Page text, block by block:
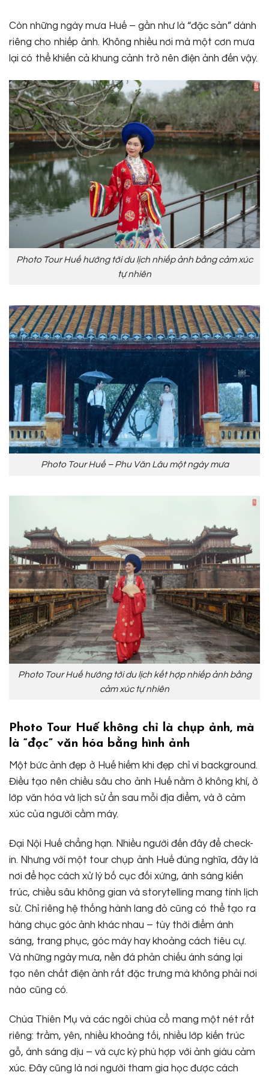
Còn những ngày mưa Huế – gần như là “đặc sản” dành
riêng cho nhiếp ảnh. Không nhiều nơi mà một cơn mưa
lại có thể khiến cả khung cảnh trở nên điện ảnh đến vậy.
Photo Tour Huế hướng tới du lịch nhiếp ảnh bằng cảm xúc
tự nhiên
Photo Tour Huế – Phu Văn Lâu một ngày mưa
Photo Tour Huế hướng tới du lịch kết hợp nhiếp ảnh bằng
cảm xúc tự nhiên
Photo Tour Huế không chỉ là chụp ảnh, mà
là “đọc” văn hóa bằng hình ảnh
Một bức ảnh đẹp ở Huế hiếm khi đẹp chỉ vì background.
Điều tạo nên chiều sâu cho ảnh Huế nằm ở không khí, ở
lớp văn hóa và lịch sử ẩn sau mỗi địa điểm, và ở cảm
xúc của người cầm máy.
Đại Nội Huế chẳng hạn. Nhiều người đến đây để check-
in. Nhưng với một tour chụp ảnh Huế đúng nghĩa, đây là
nơi để học cách xử lý bố cục đối xứng, ánh sáng kiến
trúc, chiều sâu không gian và storytelling mang tính lịch
sử. Chỉ riêng hệ thống hành lang đỏ cũng có thể tạo ra
hàng chục góc ảnh khác nhau – tùy thời điểm ánh
sáng, trang phục, góc máy hay khoảng cách tiêu cự.
Và những ngày mưa, nền đá phản chiếu ánh sáng lại
tạo nên chất điện ảnh rất đặc trưng mà không phải nơi
nào cũng có.
Chùa Thiên Mụ và các ngôi chùa cổ mang một nét rất
riêng: trầm, yên, nhiều khoảng tối, nhiều lớp kiến trúc
gỗ, ánh sáng dịu – và cực kỳ phù hợp với ảnh giàu cảm
xúc. Đây cũng là nơi người tham gia học được cách